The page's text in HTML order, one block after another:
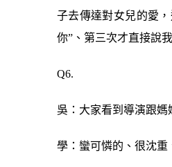
子去傳達對女兒的愛
你”、第三次才直接說
Q6.
吳：大家看到導演跟媽
學：蠻可憐的、很沈重